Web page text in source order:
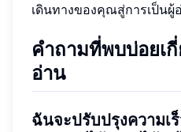
เดินทางของคุณสู่การเป็นผู้
คำถามที่พบบ่อยเ
อ่าน
ฉันจะปรับปรุงความเ